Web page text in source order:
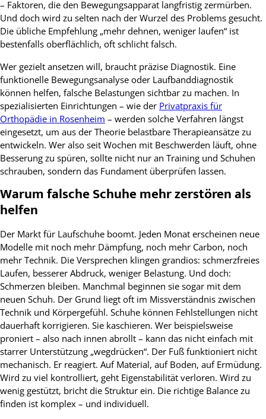
– Faktoren, die den Bewegungsapparat langfristig zermürben.
Und doch wird zu selten nach der Wurzel des Problems gesucht.
Die übliche Empfehlung „mehr dehnen, weniger laufen“ ist
bestenfalls oberflächlich, oft schlicht falsch.
Wer gezielt ansetzen will, braucht präzise Diagnostik. Eine
funktionelle Bewegungsanalyse oder Laufbanddiagnostik
können helfen, falsche Belastungen sichtbar zu machen. In
spezialisierten Einrichtungen – wie der Privatpraxis für
Orthopädie in Rosenheim – werden solche Verfahren längst
eingesetzt, um aus der Theorie belastbare Therapieansätze zu
entwickeln. Wer also seit Wochen mit Beschwerden läuft, ohne
Besserung zu spüren, sollte nicht nur an Training und Schuhen
schrauben, sondern das Fundament überprüfen lassen.
Warum falsche Schuhe mehr zerstören als
helfen
Der Markt für Laufschuhe boomt. Jeden Monat erscheinen neue
Modelle mit noch mehr Dämpfung, noch mehr Carbon, noch
mehr Technik. Die Versprechen klingen grandios: schmerzfreies
Laufen, besserer Abdruck, weniger Belastung. Und doch:
Schmerzen bleiben. Manchmal beginnen sie sogar mit dem
neuen Schuh. Der Grund liegt oft im Missverständnis zwischen
Technik und Körpergefühl. Schuhe können Fehlstellungen nicht
dauerhaft korrigieren. Sie kaschieren. Wer beispielsweise
proniert – also nach innen abrollt – kann das nicht einfach mit
starrer Unterstützung „wegdrücken“. Der Fuß funktioniert nicht
mechanisch. Er reagiert. Auf Material, auf Boden, auf Ermüdung.
Wird zu viel kontrolliert, geht Eigenstabilität verloren. Wird zu
wenig gestützt, bricht die Struktur ein. Die richtige Balance zu
finden ist komplex – und individuell.